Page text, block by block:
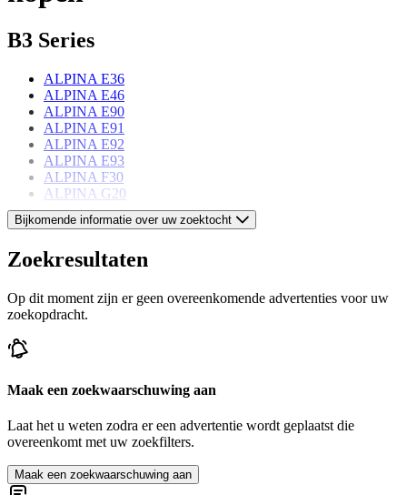
B3 Series
ALPINA E36
ALPINA E46
ALPINA E90
ALPINA E91
ALPINA E92
ALPINA E93
ALPINA F30
ALPINA G20
ALPINA models
ALPINA B10
ALPINA B5
ALPINA B6
Bijkomende informatie over uw zoektocht
Zoekresultaten
Op dit moment zijn er geen overeenkomende advertenties voor uw
zoekopdracht.
Maak een zoekwaarschuwing aan
Laat het u weten zodra er een advertentie wordt geplaatst die
overeenkomt met uw zoekfilters.
Maak een zoekwaarschuwing aan